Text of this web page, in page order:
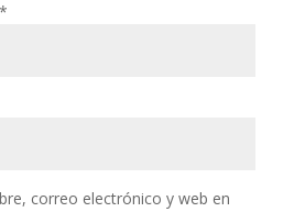
*
correo electrónico y web en